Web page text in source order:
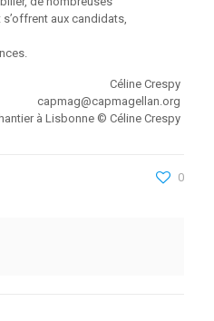
aux candidats,
Céline Crespy
capmag@capmagellan.org
à Lisbonne © Céline Crespy
0